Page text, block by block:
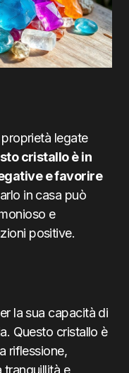
legate
cristallo è in
e favorire
in casa può
e
positive.
la sua capacità di
Questo cristallo è
riflessione,
tranquillità e